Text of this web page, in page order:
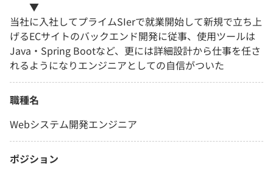
▼
当社に入社してプライムSIerで就業開始して新規で立ち上
げるECサイトのバックエンド開発に従事、使用ツールは
Java・Spring Bootなど、更には詳細設計から仕事を任さ
れるようになりエンジニアとしての自信がついた
職種名
Webシステム開発エンジニア
ポジション